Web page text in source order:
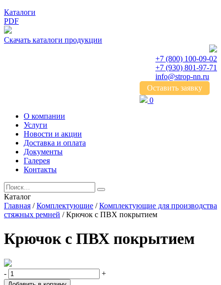
Каталоги
PDF
Скачать каталоги продукции
+7 (800) 100-09-02
+7 (930) 801-97-71
info@strop-nn.ru
Оставить заявку
0
О компании
Услуги
Новости и акции
Доставка и оплата
Документы
Галерея
Контакты
Каталог
Главная /Комплектующие /Комплектующие для производства
стяжных ремней / Крючок с ПВХ покрытием
Крючок с ПВХ покрытием
Количество,
шт
- +